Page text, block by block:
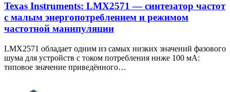
Texas Instruments: LMX2571 — синтезатор частот
с малым энергопотреблением и режимом
частотной манипуляции
LMX2571 обладает одним из самых низких значений фазового
шума для устройств с током потребления ниже 100 мА:
типовое значение приведённого…